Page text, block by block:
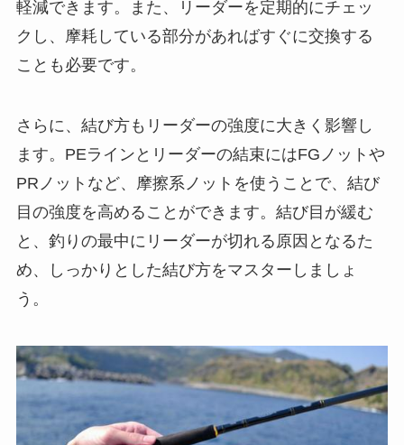
軽減できます。また、リーダーを定期的にチェッ
クし、摩耗している部分があればすぐに交換する
ことも必要です。
さらに、結び方もリーダーの強度に大きく影響し
ます。PEラインとリーダーの結束にはFGノットや
PRノットなど、摩擦系ノットを使うことで、結び
目の強度を高めることができます。結び目が緩む
と、釣りの最中にリーダーが切れる原因となるた
め、しっかりとした結び方をマスターしましょ
う。